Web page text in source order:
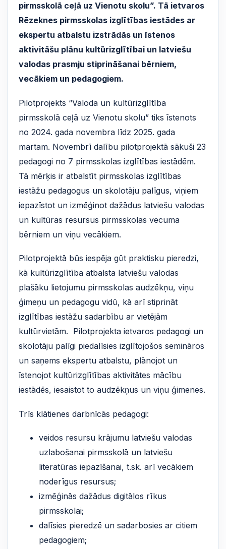
pirmsskolā ceļā uz Vienotu skolu”. Tā ietvaros
Rēzeknes pirmsskolas izglītības iestādes ar
ekspertu atbalstu izstrādās un īstenos
aktivitāšu plānu kultūrizglītībai un latviešu
valodas prasmju stiprināšanai bērniem,
vecākiem un pedagogiem.
Pilotprojekts “Valoda un kultūrizglītība
pirmsskolā ceļā uz Vienotu skolu” tiks īstenots
no 2024. gada novembra līdz 2025. gada
martam. Novembrī dalību pilotprojektā sākuši 23
pedagogi no 7 pirmsskolas izglītības iestādēm.
Tā mērķis ir atbalstīt pirmsskolas izglītības
iestāžu pedagogus un skolotāju palīgus, viņiem
iepazīstot un izmēģinot dažādus latviešu valodas
un kultūras resursus pirmsskolas vecuma
bērniem un viņu vecākiem.
Pilotprojektā būs iespēja gūt praktisku pieredzi,
kā kultūrizglītība atbalsta latviešu valodas
plašāku lietojumu pirmsskolas audzēkņu, viņu
ģimeņu un pedagogu vidū, kā arī stiprināt
izglītības iestāžu sadarbību ar vietējām
kultūrvietām. Pilotprojekta ietvaros pedagogi un
skolotāju palīgi piedalīsies izglītojošos semināros
un saņems ekspertu atbalstu, plānojot un
īstenojot kultūrizglītības aktivitātes mācību
iestādēs, iesaistot to audzēkņus un viņu ģimenes.
Trīs klātienes darbnīcās pedagogi:
veidos resursu krājumu latviešu valodas
uzlabošanai pirmsskolā un latviešu
literatūras iepazīšanai, t.sk. arī vecākiem
noderīgus resursus;
izmēģinās dažādus digitālos rīkus
pirmsskolai;
dalīsies pieredzē un sadarbosies ar citiem
pedagogiem;